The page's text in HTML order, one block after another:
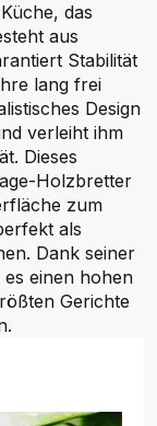
das
aus
Stabilität
lang frei
Design
verleiht ihm
Dieses
Holzbretter
zum
als
Dank seiner
einen hohen
Gerichte